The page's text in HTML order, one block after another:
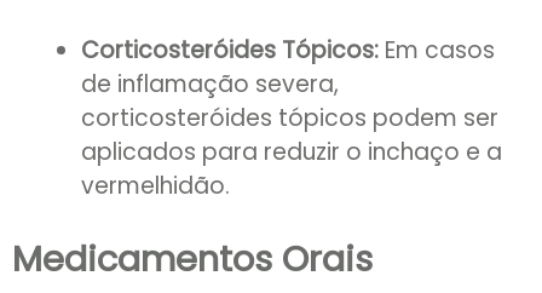
Corticosteróides Tópicos: Em casos
de inflamação severa,
corticosteróides tópicos podem ser
aplicados para reduzir o inchaço e a
vermelhidão.
Medicamentos Orais